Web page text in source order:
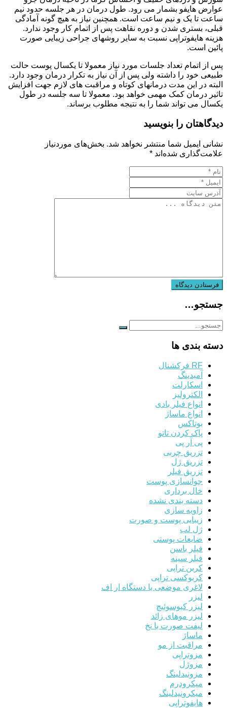
عوارض هایفو بشمار می رود. طول درمان در هر جلسه حدود نیم
ساعت تا یک و نیم ساعت است. همچنین نیاز به هیچ گونه آمادگی
قبلی، بستری شدن و دوره نقاهت پس از اتمام کار وجود ندارد.
هزینه هایفوتراپی نسبت به سایر روشهای جراحی زیبایی صورت
پائین است.
پس از اتمام تعداد جلسات مورد نیاز معمولا تا یکسال پوست حالت
طبیعی خود را داشته ولی پس از آن نیاز به تکرار درمان وجود دارد.
البته در این مدت درمانهای کوتاه و مراقبت های لازم جهت افزایش
تاثیر درمان کمک مهمی خواهد بود. معمولا تا سه جلسه در طول
یکسال می تواند شما را به نتیجه مطلوب برساند.
دیدگاهتان را بنویسید
نشانی ایمیل شما منتشر نخواهد شد. بخش‌های موردنیاز
علامت‌گذاری شده‌اند *
جستجو…
دسته بندی ها
RF فرکشنال
آمبدینگ
اسکارلت
الکترولیز
انواع فیلر بادی
انواع ماساژ
بوتاکس
پاک کردن تاتو
پی آر پی
تزریق چربی
تزریق ژل
تزریق فیلر
جوانسازی پوست
خال برداری
دسته بندی نشده
زاویه سازی
زیبایی پوست و صورت
ژل لب
ضایعات پوستی
فیلر باسن
فیلر سینه
کربن تراپی
کربوکسی تراپی
لاغری موضعی با دستگاه ار اف
لیزر
لیزر کیوسوئیچ
لیزر موهای زائد
لیفت صورت با نخ
ماساژ
مراقبت از مو
مزوتراپی
مزوژل
مزونیدلینگ
میکرودرم
میکرونیدلینگ
هایفوتراپی